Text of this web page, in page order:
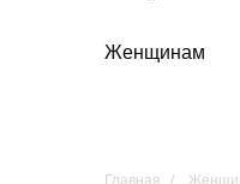
Женщинам
Главная